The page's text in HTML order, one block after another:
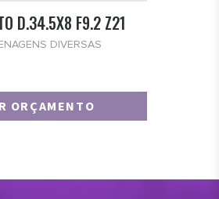
D.34.5X8 F9.2 Z21
DIVERSAS
ORÇAMENTO